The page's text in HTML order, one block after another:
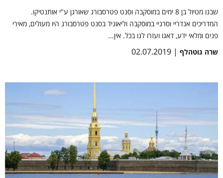
שבנו מטיול בן 8 ימים במוסקבה וסנט פטרסבורג שאורגן ע"י אותנטיקו.
המדריכים אנדריי וסרגיי במוסקבה וליאוניד בסנט פטרסבורג היו מעולים, מאירי
פנים ומלאי ידע, דאגו ועזרו לנו בכל. אין...
שרה גוטהלף | 02.07.2019